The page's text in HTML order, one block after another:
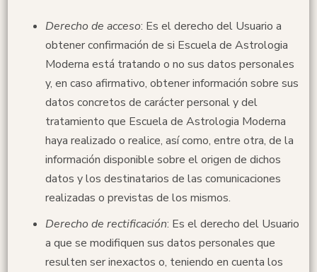
Derecho de acceso: Es el derecho del Usuario a
obtener confirmación de si Escuela de Astrologia
Moderna está tratando o no sus datos personales
y, en caso afirmativo, obtener información sobre sus
datos concretos de carácter personal y del
tratamiento que Escuela de Astrologia Moderna
haya realizado o realice, así como, entre otra, de la
información disponible sobre el origen de dichos
datos y los destinatarios de las comunicaciones
realizadas o previstas de los mismos.
Derecho de rectificación: Es el derecho del Usuario
a que se modifiquen sus datos personales que
resulten ser inexactos o, teniendo en cuenta los